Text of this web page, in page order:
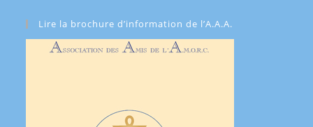
Lire la brochure d’information de l’A.A.A.